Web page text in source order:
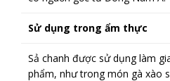
Sử dụng trong ẩm thực
Sả chanh được sử dụng làm
phẩm, như trong món gà xào